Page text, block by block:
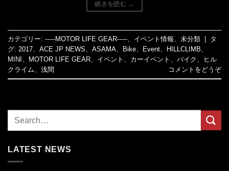
続きを読む →
カテゴリー: -----MOTOR LIFE GEAR----- イベント情報 未分類
タ
グ: 2017 ACE JP NEWS ASAMA Bike Event HILLCLIMB
MINI
MOTOR LIFE GEAR イベント カーイベント バイク
ヒル
クライム
浅間 コメントをどうぞ
LATEST NEWS